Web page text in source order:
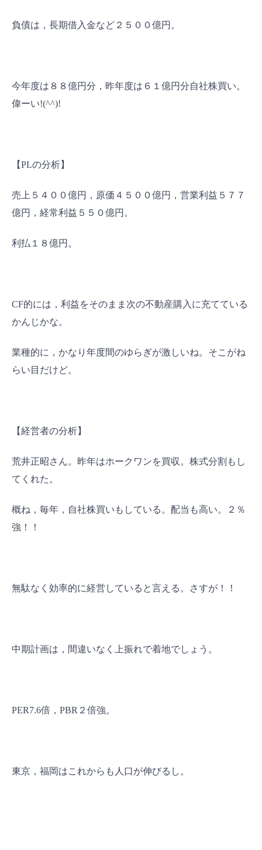
負債は，長期借入金など２５００億円。
今年度は８８億円分，昨年度は６１億円分自社株買い。
偉ーい!(^^)!
【PLの分析】
売上５４００億円，原価４５００億円，営業利益５７７
億円，経常利益５５０億円。
利払１８億円。
CF的には，利益をそのまま次の不動産購入に充てている
かんじかな。
業種的に，かなり年度間のゆらぎが激しいね。そこがね
らい目だけど。
【経営者の分析】
荒井正昭さん。昨年はホークワンを買収。株式分割もし
てくれた。
概ね，毎年，自社株買いもしている。配当も高い。２％
強！！
無駄なく効率的に経営していると言える。さすが！！
中期計画は，間違いなく上振れで着地でしょう。
PER7.6倍，PBR２倍強。
東京，福岡はこれからも人口が伸びるし。